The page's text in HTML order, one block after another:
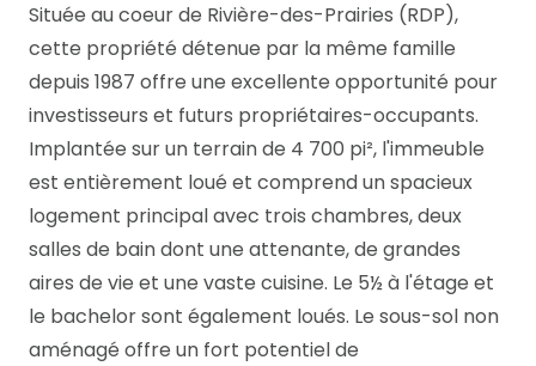
Située au coeur de Rivière-des-Prairies (RDP),
cette propriété détenue par la même famille
depuis 1987 offre une excellente opportunité pour
investisseurs et futurs propriétaires-occupants.
Implantée sur un terrain de 4 700 pi², l'immeuble
est entièrement loué et comprend un spacieux
logement principal avec trois chambres, deux
salles de bain dont une attenante, de grandes
aires de vie et une vaste cuisine. Le 5½ à l'étage et
le bachelor sont également loués. Le sous-sol non
aménagé offre un fort potentiel de